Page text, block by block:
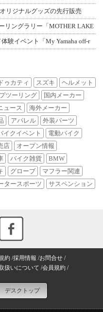
リジナルグッズの先行販売
リングラリー「MOTHER LAKE
験イベント「My Yamaha off-r
ドゥカティ スズキ
ヘルメット
ツーリング
国内メーカー
ュース
海外メーカー
アパレル
外装パーツ
イクイベント
電動バイク
店
オープン情報
バイク雑貨
BMW
グローブ
マフラー関連
タースポーツ
サスペンション
約 採用情報 お問合せ
扱いについて 会員規約
デスクトップ